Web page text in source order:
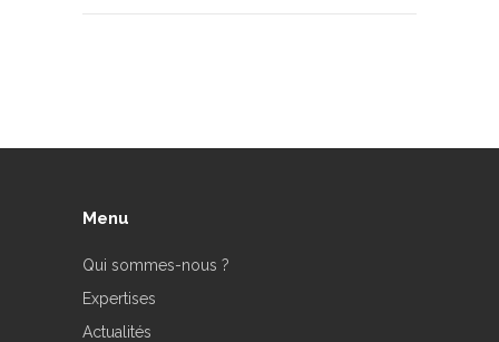
Menu
Qui sommes-nous ?
Expertises
Actualités